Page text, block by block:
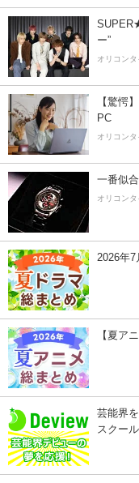
ー”
オリコン
【驚愕
PC
オリコン
一番似
オリコン
2026年
【夏ア
芸能界
スクー